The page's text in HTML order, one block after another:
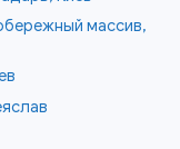
массив,